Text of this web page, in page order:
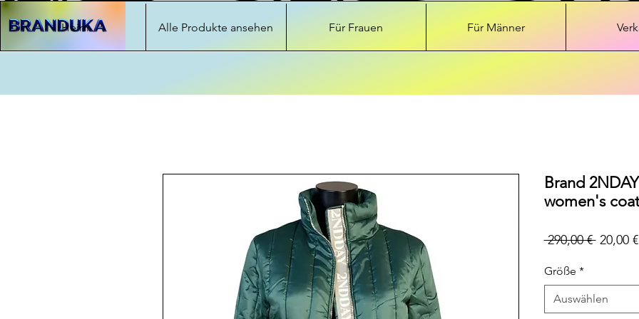
Heim Alle Produkte ansehen Für Frauen Für Männer
Brand
women's coat
290,00 € 20,00 €
Größe *
Auswählen